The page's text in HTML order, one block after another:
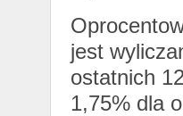
jest
ostatnich
1,75% dla